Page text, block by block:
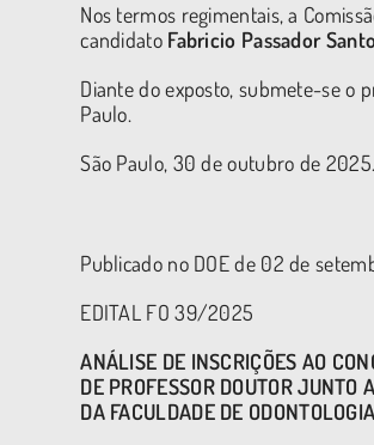
Nos termos regimentais, a
candidato Fabricio Passador
Diante do exposto, submete-se o
Paulo.
São Paulo, 30 de outubro de 2025.
Publicado no DOE de 02 de
EDITAL FO 39/2025
ANÁLISE DE INSCRIÇÕES AO
DE PROFESSOR DOUTOR
DA FACULDADE DE